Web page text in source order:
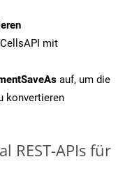
mit
auf, um die
konvertieren
REST-APIs für